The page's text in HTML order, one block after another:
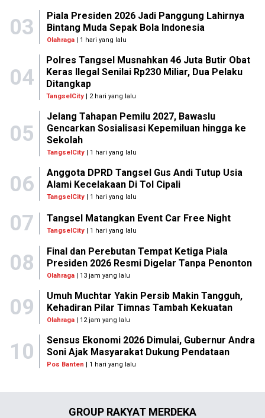
03
Piala Presiden 2026 Jadi Panggung Lahirnya
Bintang Muda Sepak Bola Indonesia
Olahraga| 1 hari yang lalu
04
Polres Tangsel Musnahkan 46 Juta Butir Obat
Keras Ilegal Senilai Rp230 Miliar, Dua Pelaku
Ditangkap
TangselCity | 2 hari yang lalu
05
Jelang Tahapan Pemilu 2027, Bawaslu
Gencarkan Sosialisasi Kepemiluan hingga ke
Sekolah
TangselCity| 1 hari yang lalu
06
Anggota DPRD Tangsel Gus Andi Tutup Usia
Alami Kecelakaan Di Tol Cipali
TangselCity| 1 hari yang lalu
07 Tangsel Matangkan Event Car Free Night
TangselCity | 1 hari yang lalu
08
Final dan Perebutan Tempat Ketiga Piala
Presiden 2026 Resmi Digelar Tanpa Penonton
Olahraga| 13 jam yang lalu
09
Umuh Muchtar Yakin Persib Makin Tangguh,
Kehadiran Pilar Timnas Tambah Kekuatan
Olahraga| 12 jam yang lalu
10
Sensus Ekonomi 2026 Dimulai, Gubernur Andra
Soni Ajak Masyarakat Dukung Pendataan
Pos Banten | 1 hari yang lalu
GROUP RAKYAT MERDEKA